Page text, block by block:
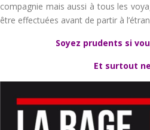
compagnie mais aussi à tous les
être effectuées avant de partir à
Soyez prudents si
Et surtout